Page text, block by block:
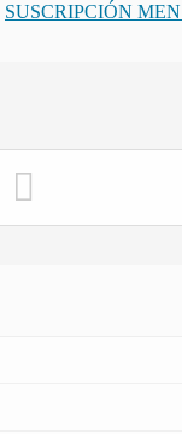
SUSCRIPCIÓN